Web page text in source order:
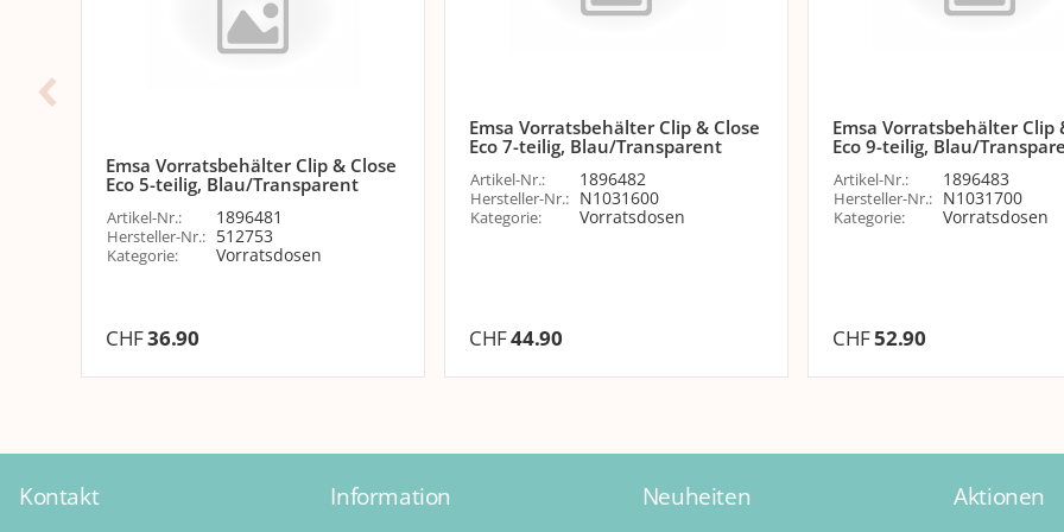
Emsa Vorratsbehälter Clip & Close
Eco 5-teilig, Blau/Transparent
Artikel-Nr.: 1896481
Hersteller-Nr.: 512753
Kategorie: Vorratsdosen
CHF36.90
Emsa Vorratsbehälter Clip & Close
Eco 7-teilig, Blau/Transparent
Artikel-Nr.: 1896482
Hersteller-Nr.: N1031600
Kategorie: Vorratsdosen
CHF44.90
Emsa Vorratsbehälter Clip
Eco 9-teilig, Blau/
Artikel-Nr.: 1896483
Hersteller-Nr.: N1031700
Kategorie: Vorratsdosen
CHF52.90
Kontakt Information Neuheiten Aktionen